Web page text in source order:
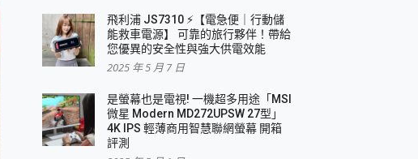
飛利浦 JS7310 ⚡【電急便｜行動儲
能救車電源】 可靠的旅行夥伴！帶給
您優異的安全性與強大供電效能
2025 年 5 月 7 日
是螢幕也是電視! 一機超多用途「MSI
微星 Modern MD272UPSW 27型」
4K IPS 輕薄商用智慧聯網螢幕 開箱
評測